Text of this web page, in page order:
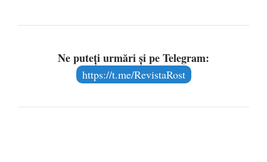
Ne puteți urmări și pe Telegram:
https://t.me/RevistaRost